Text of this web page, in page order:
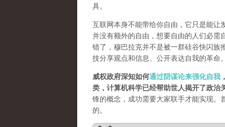
具。
互联网本身不能带给你自由，它只是能让
并没有额外的自由，想要自由的人们必需
错了，穆巴拉克并不是被一群硅谷快闪族
技分享观点和信息、公开表达自我的革命。
威权政府深知如何通过阴谋论来强化自我
类，计算机科学已经帮助世人揭开了政治
锋的概念，成功需要大家联手才能实现。
的。